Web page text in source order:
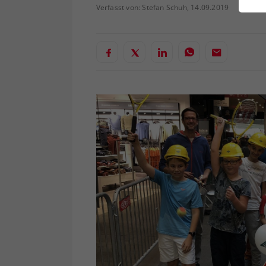
Verfasst von: Stefan Schuh, 14.09.2019